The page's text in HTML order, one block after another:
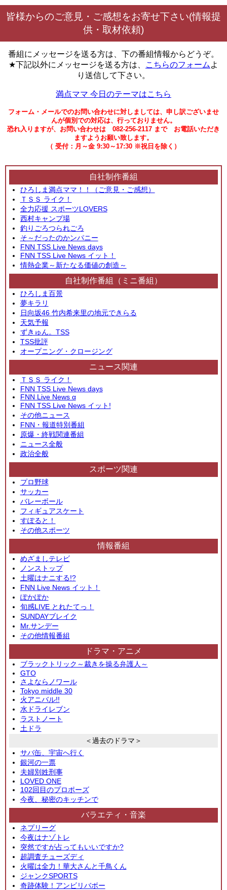
皆様からのご意見・ご感想をお寄せ下さい(情報提
供・取材依頼)
番組にメッセージを送る方は、下の番組情報からどうぞ。
★下記以外にメッセージを送る方は、
こちらのフォーム よ
り送信して下さい。
満点ママ 今日のテーマはこちら
フォーム・メールでのお問い合わせに対しましては、申し訳ございませ
んが個別での対応は、行っておりません。
恐れ入りますが、お問い合わせは 082-256-2117 まで お電話いただき
ますようお願い致します。
（ 受付：月～金 9:30～17:30 ※祝日を除く）
自社制作番組
ひろしま満点ママ！！（ご意見・ご感想）
ＴＳＳ ライク！
全力応援 スポーツLOVERS
西村キャンプ場
釣りごろつられごろ
そ～だったのかンパニー
FNN TSS Live News days
FNN TSS Live News イット！
情熱企業～新たなる価値の創造～
自社制作番組（ミニ番組）
ひろしま百景
夢キラリ
日向坂46 竹内希来里の地元できらる
天気予報
ずきゅん。TSS
TSS批評
オープニング・クロージング
ニュース関連
ＴＳＳ ライク！
FNN TSS Live News days
FNN Live News α
FNN TSS Live News イット!
その他ニュース
FNN・報道特別番組
原爆・終戦関連番組
ニュース全般
政治全般
スポーツ関連
プロ野球
サッカー
バレーボール
フィギュアスケート
すぽると！
その他スポーツ
情報番組
めざましテレビ
ノンストップ
土曜はナニする!?
FNN Live News イット！
ぽかぽか
旬感LIVE とれたてっ！
SUNDAYブレイク
Mr.サンデー
その他情報番組
ドラマ・アニメ
ブラックトリック～裁きを操る弁護人～
GTO
さよならノワール
Tokyo middle 30
火アニバル!!
水ドライレブン
ラストノート
土ドラ
＜過去のドラマ＞
サバ缶、宇宙へ行く
銀河の一票
夫婦別姓刑事
LOVED ONE
102回目のプロポーズ
今夜、秘密のキッチンで
バラエティ・音楽
ネプリーグ
今夜はナゾトレ
突然ですが占ってもいいですか?
超調査チューズディ
火曜は全力！華大さんと千鳥くん
ジャンクSPORTS
奇跡体験！アンビリバボー